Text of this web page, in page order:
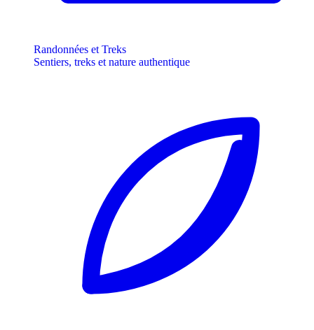
Randonnées et Treks
Sentiers, treks et nature authentique